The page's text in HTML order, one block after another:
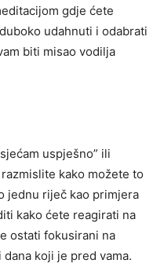
gdje ćete
udahnuti i odabrati
biti misao vodilja
uspješno” ili
kako možete to
jednu riječ kao primjera
kako ćete reagirati na
ostati fokusirani na
koji je pred vama.